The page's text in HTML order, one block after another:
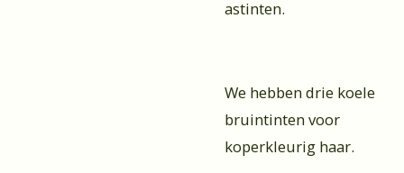
astinten.
We hebben drie koele
bruintinten voor
koperkleurig haar.